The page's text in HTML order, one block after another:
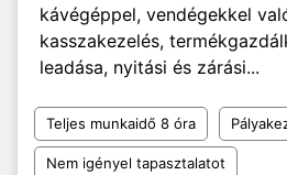
kávégéppel, vendégekkel
kasszakezelés,
leadása, nyitási és zárási...
Teljes munkaidő 8 óra
Nem igényel tapasztalatot